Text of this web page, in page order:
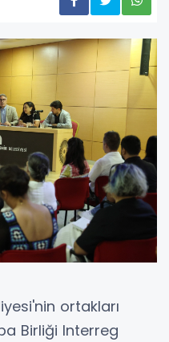
ortakları
Birliği Interreg